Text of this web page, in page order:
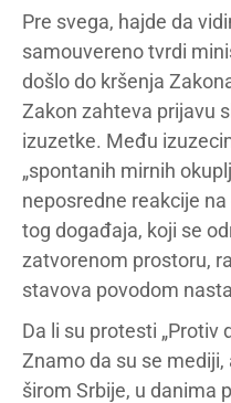
Pre svega, hajde da
samouvereno tvrdi
došlo do kršenja
Zakon zahteva prijavu
izuzetke. Među
„spontanih mirnih
neposredne reakcije
tog događaja, koji se
zatvorenom prostoru,
stavova povodom
Da li su protesti „Protiv
Znamo da su se
širom Srbije, u danima